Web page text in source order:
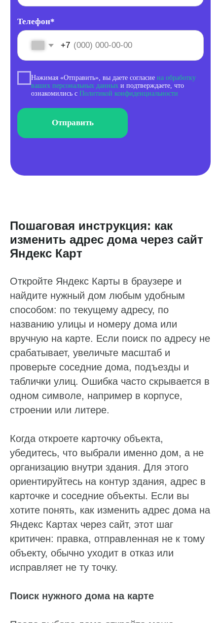
Пошаговая инструкция: как
изменить адрес дома через сайт
Яндекс Карт
Откройте Яндекс Карты в браузере и
найдите нужный дом любым удобным
способом: по текущему адресу, по
названию улицы и номеру дома или
вручную на карте. Если поиск по адресу не
срабатывает, увеличьте масштаб и
проверьте соседние дома, подъезды и
таблички улиц. Ошибка часто скрывается в
одном символе, например в корпусе,
строении или литере.
Когда откроете карточку объекта,
убедитесь, что выбрали именно дом, а не
организацию внутри здания. Для этого
ориентируйтесь на контур здания, адрес в
карточке и соседние объекты. Если вы
хотите понять, как изменить адрес дома на
Яндекс Картах через сайт, этот шаг
критичен: правка, отправленная не к тому
объекту, обычно уходит в отказ или
исправляет не ту точку.
Поиск нужного дома на карте